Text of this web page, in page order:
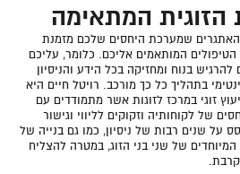
הזוגית המתאימה
שמערכת היחסים שלכם מזמנת
המותאמים אליכם. כלומר, עליכם
בנוח ומחזיקה בכל הידע והניסיון
בתהליך כל כך מורכב. ‏רויטל חיים היא
זוגי במרכז לזוגות אשר מתמודדים עם
של לקוחותיה וזקוקים לליווי וגישור
על שנים רבות של ניסיון, כמו גם בנייה של
של שני בני הזוג, במטרה להצליח